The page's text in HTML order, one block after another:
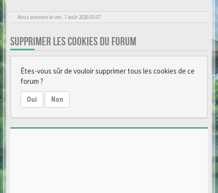
Nous sommes le ven. 7 août 2026 05:07
SUPPRIMER LES COOKIES DU FORUM
Êtes-vous sûr de vouloir supprimer tous les cookies de ce
forum ?
Oui Non